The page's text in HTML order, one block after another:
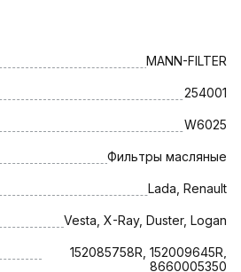
MANN-FILTER
254001
W6025
Фильтры масляные
Lada, Renault
Vesta, X-Ray, Duster, Logan
152085758R, 152009645R,
8660005350